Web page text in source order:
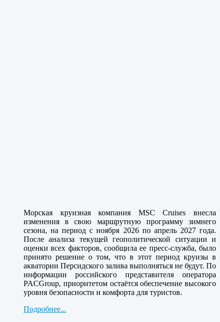
Морская круизная компания MSC Cruises внесла
изменения в свою маршрутную программу зимнего
сезона, на период с ноября 2026 по апрель 2027 года.
После анализа текущей геополитической ситуации и
оценки всех факторов, сообщила ее пресс-служба, было
принято решение о том, что в этот период круизы в
акватории Персидского залива выполняться не будут. По
информации российского представителя оператора
PACGroup, приоритетом остаётся обеспечение высокого
уровня безопасности и комфорта для туристов.
Подробнее...